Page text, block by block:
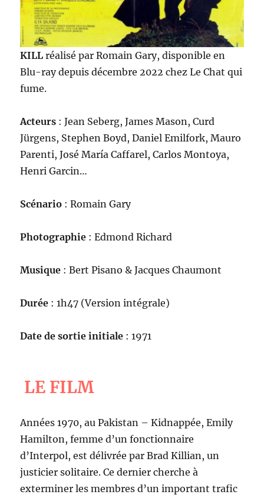
KILLréalisé par Romain Gary, disponible en
Blu-ray depuis décembre 2022 chez Le Chat qui
fume.
Acteurs : Jean Seberg, James Mason, Curd
Jürgens, Stephen Boyd, Daniel Emilfork, Mauro
Parenti, José María Caffarel, Carlos Montoya,
Henri Garcin…
Scénario : Romain Gary
Photographie : Edmond Richard
Musique : Bert Pisano & Jacques Chaumont
Durée : 1h47 (Version intégrale)
Date de sortie initiale : 1971
LE FILM
Années 1970, au Pakistan – Kidnappée, Emily
Hamilton, femme d’un fonctionnaire
d’Interpol, est délivrée par Brad Killian, un
justicier solitaire. Ce dernier cherche à
exterminer les membres d’un important trafic